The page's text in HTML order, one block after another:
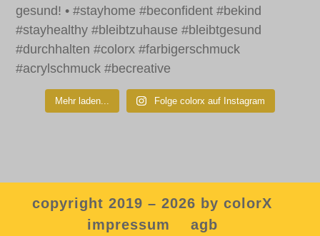
Mehr laden... Folge colorx auf Instagram
copyright 2019 – 2026 by colorX
impressum
agb